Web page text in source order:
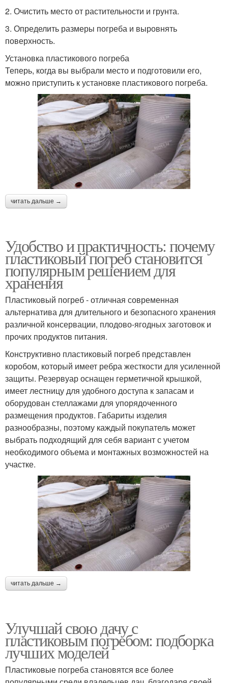
2. Очистить место от растительности и грунта.
3. Определить размеры погреба и выровнять
поверхность.
Установка пластикового погреба
Теперь, когда вы выбрали место и подготовили его,
можно приступить к установке пластикового погреба.
читать дальше →
Удобство и практичность: почему
пластиковый погреб становится
популярным решением для
хранения
Пластиковый погреб - отличная современная
альтернатива для длительного и безопасного хранения
различной консервации, плодово-ягодных заготовок и
прочих продуктов питания.
Конструктивно пластиковый погреб представлен
коробом, который имеет ребра жесткости для усиленной
защиты. Резервуар оснащен герметичной крышкой,
имеет лестницу для удобного доступа к запасам и
оборудован стеллажами для упорядоченного
размещения продуктов. Габариты изделия
разнообразны, поэтому каждый покупатель может
выбрать подходящий для себя вариант с учетом
необходимого объема и монтажных возможностей на
участке.
читать дальше →
Улучшай свою дачу с
пластиковым погребом: подборка
лучших моделей
Пластиковые погреба становятся все более